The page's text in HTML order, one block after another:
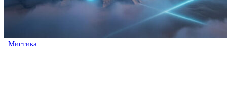
Мистика